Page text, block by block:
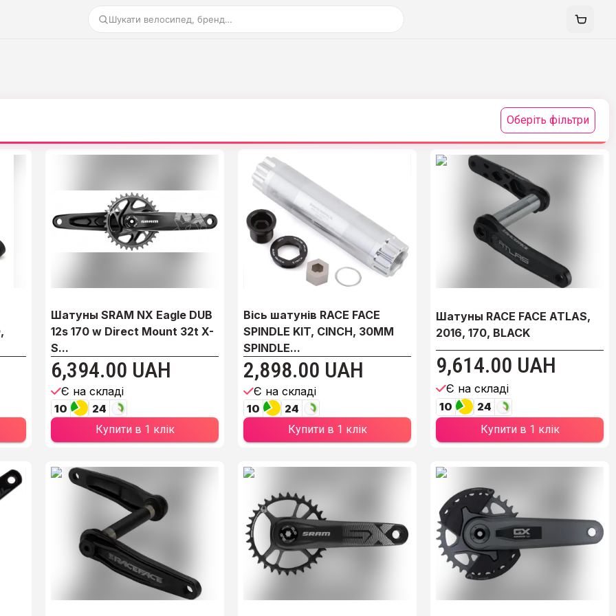
Шукати велосипед, бренд…
Оберіть фільтри
Шатуны SRAM NX Eagle DUB
12s 170 w Direct Mount 32t X-
S...
6,394.00 UAH
Є на складі
10
24
Купити в 1 клік
Вісь шатунів RACE FACE
SPINDLE KIT, CINCH, 30MM
SPINDLE...
2,898.00 UAH
Є на складі
10
24
Купити в 1 клік
Шатуны RACE FACE ATLAS,
2016, 170, BLACK
9,614.00 UAH
Є на складі
10
24
Купити в 1 клік